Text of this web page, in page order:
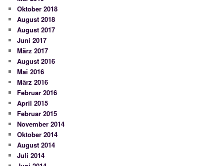
Oktober 2018
August 2018
August 2017
Juni 2017
März 2017
August 2016
Mai 2016
März 2016
Februar 2016
April 2015
Februar 2015
November 2014
Oktober 2014
August 2014
Juli 2014